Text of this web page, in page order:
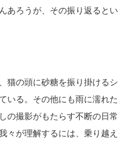
あろうが、その振り返ると
の頭に砂糖を振り掛ける
る。その他にも雨に濡れ
撮影がもたらす不断の日
々が理解するには、乗り越